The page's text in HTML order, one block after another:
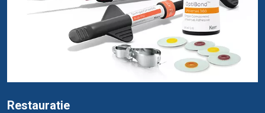
Restauratie